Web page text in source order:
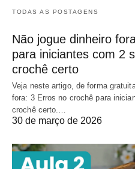
TODAS AS POSTAGENS
Não jogue dinheiro
para iniciantes com 2
crochê certo
Veja neste artigo, de forma
fora: 3 Erros no crochê para
crochê certo.…
30 de março de 2026